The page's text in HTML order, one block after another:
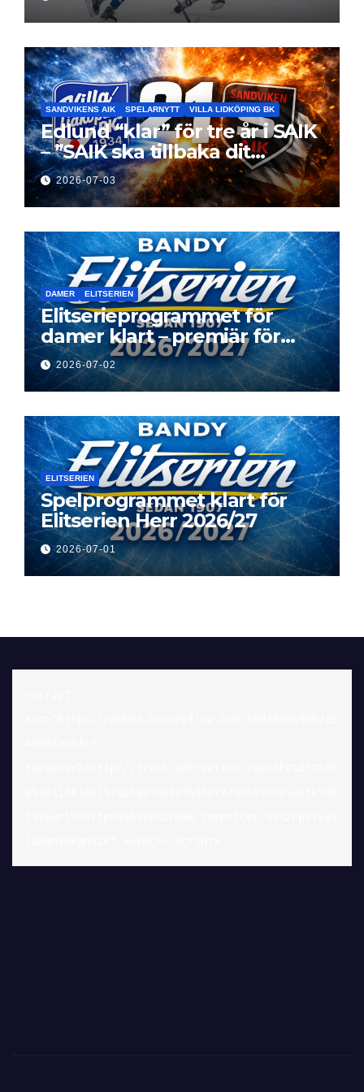
elitseriesäsong
SANDVIKENS AIK SPELARNYTT VILLA LIDKÖPING BK
Edlund “klar” för tre år i SAIK
– ”SAIK ska tillbaka dit
klubben hör hemma”
2026-07-03
DAMER ELITSERIEN
Elitserieprogrammet för
damer klart – premiär för
Next Level
2026-07-02
ELITSERIEN
Spelprogrammet klart för
Elitserien Herr 2026/27
2026-07-01